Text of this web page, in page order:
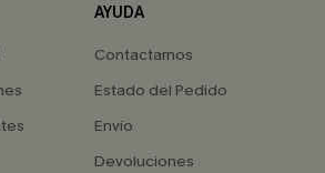
AYUDA
Contactarnos
Estado del Pedido
Envío
Devoluciones